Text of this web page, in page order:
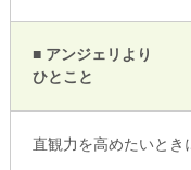
■ アンジェリより
ひとこと
直観力を高めたいとき